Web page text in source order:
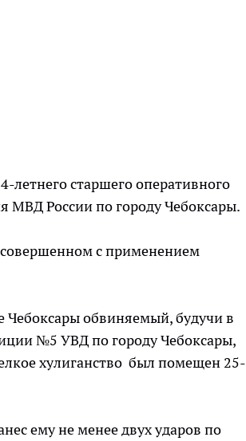
летнего старшего оперативного
МВД России по городу Чебоксары.
с применением
Чебоксары обвиняемый, будучи в
№5 УВД по городу Чебоксары,
хулиганство был помещен 25-
ему не менее двух ударов по